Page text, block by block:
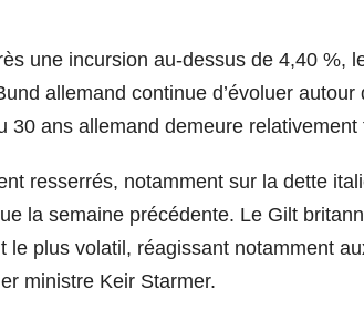
une incursion au-dessus de 4,40 %,
allemand continue d’évoluer
30 ans allemand demeure relativement
resserrés, notamment sur la dette
la semaine précédente. Le Gilt
le plus volatil, réagissant notamment
ministre Keir Starmer.